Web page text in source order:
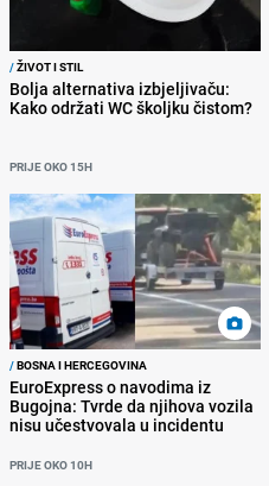
/ŽIVOT I STIL
Bolja alternativa izbjeljivaču:
Kako održati WC školjku čistom?
PRIJE OKO 15H
/BOSNA I HERCEGOVINA
EuroExpress o navodima iz
Bugojna: Tvrde da njihova vozila
nisu učestvovala u incidentu
PRIJE OKO 10H